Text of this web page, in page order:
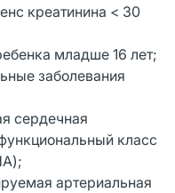
креатинина < 30
младше 16 лет;
заболевания
сердечная
класс
артериальная